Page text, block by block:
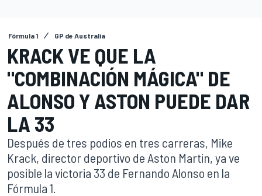
Fórmula 1 GP de Australia
KRACK VE QUE LA
"COMBINACIÓN MÁGICA" DE
ALONSO Y ASTON PUEDE DAR
LA 33
Después de tres podios en tres carreras, Mike
Krack, director deportivo de Aston Martin, ya ve
posible la victoria 33 de Fernando Alonso en la
Fórmula 1.